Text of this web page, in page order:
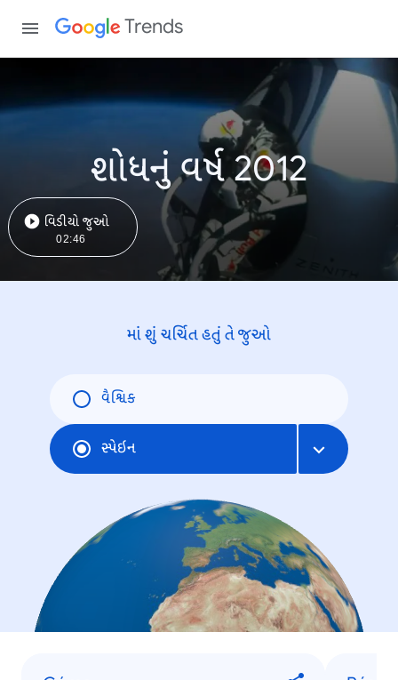
Trends
શોધનું વર્ષ 2012
વિડીયો જુઓ
02:46
માં શું ચર્ચિત હતું તે જુઓ
વૈશ્વિક
સ્પેઇન